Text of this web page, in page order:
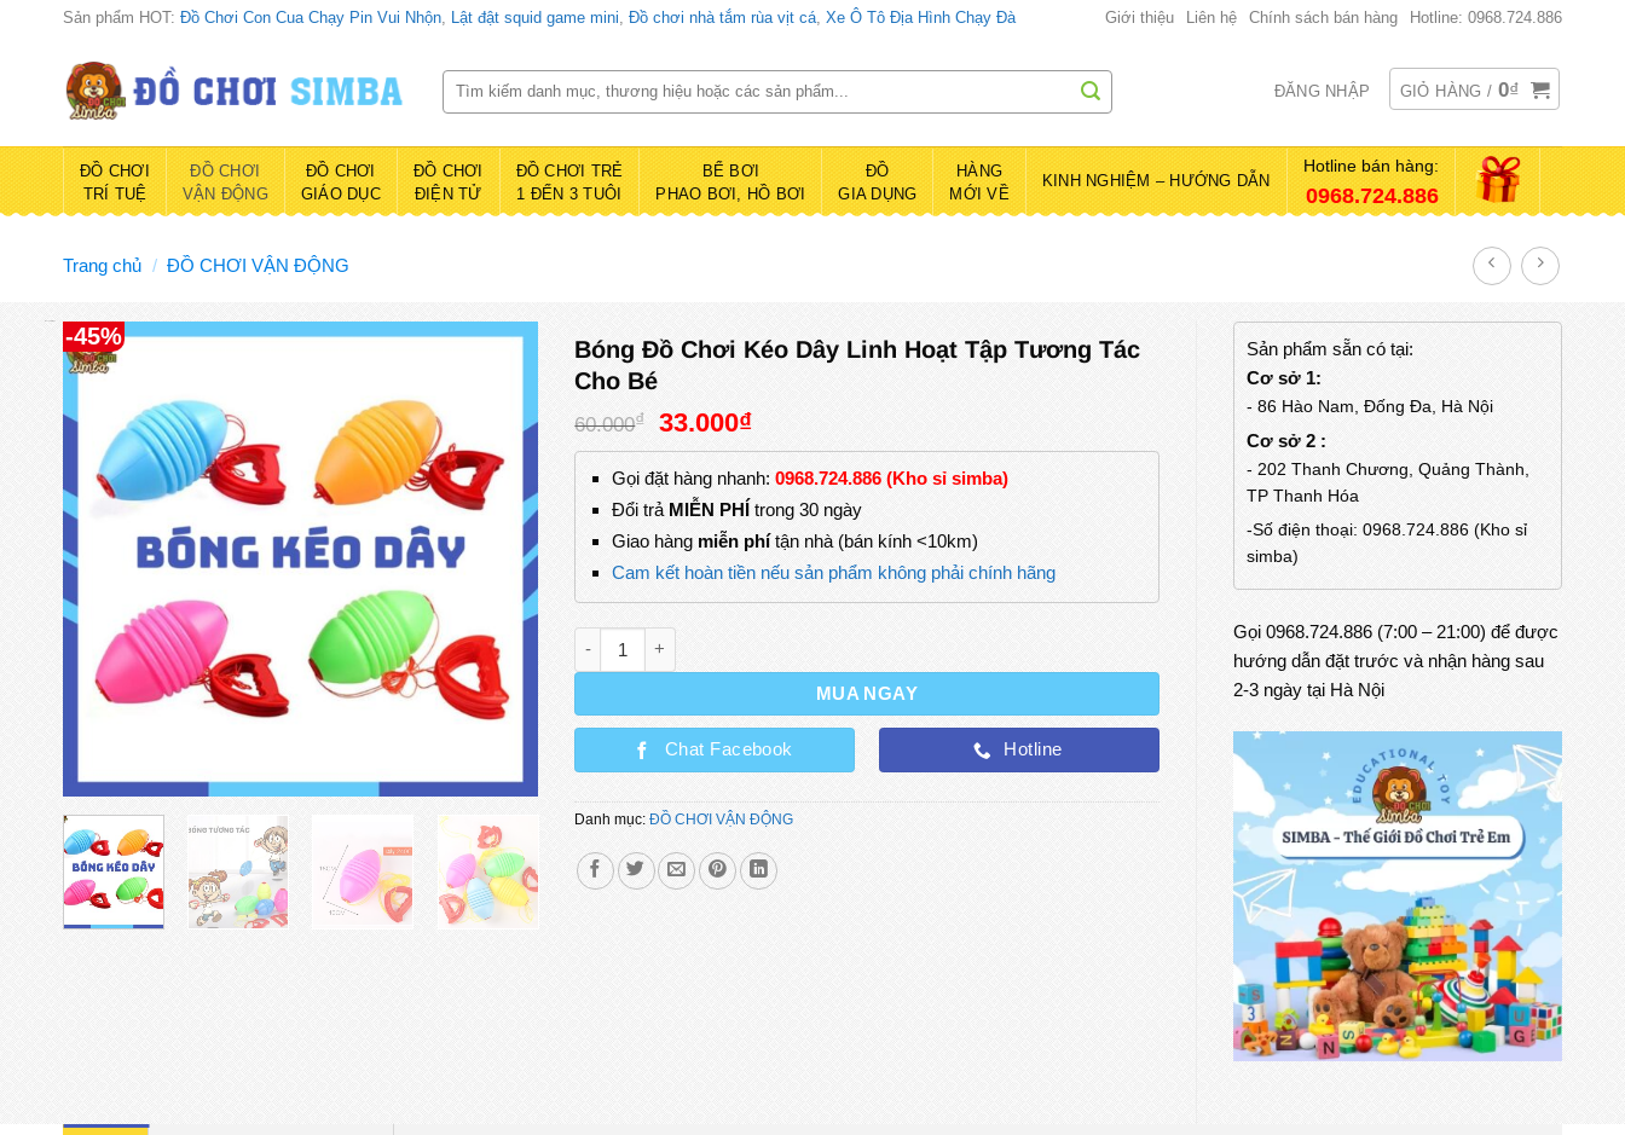
Sản phẩm HOT: Đồ Chơi Con Cua Chạy Pin Vui Nhộn, Lật đật squid game mini, Đồ chơi nhà tắm rùa vịt cá, Xe Ô Tô Địa Hình Chạy Đà Giới thiệu Liên hệ Chính sách bán hàng Hotline: 0968.724.886
Tìm
kiếm:
ĐĂNG NHẬP GIỎ HÀNG / 0₫
ĐỒ CHƠI
TRÍ TUỆ
ĐỒ CHƠI
VẬN ĐỘNG
ĐỒ CHƠI
GIÁO DỤC
ĐỒ CHƠI
ĐIỆN TỬ
ĐỒ CHƠI TRẺ
1 ĐẾN 3 TUÔI
BỂ BƠI
PHAO BƠI, HỒ BƠI
ĐỒ
GIA DỤNG
HÀNG
MỚI VỀ
KINH NGHIỆM – HƯỚNG DẪN
Hotline bán hàng:
0968.724.886
Trang chủ / ĐỒ CHƠI VẬN ĐỘNG
-45%
Bóng Đồ Chơi Kéo Dây Linh Hoạt Tập Tương Tác
Cho Bé
60.000₫
Giá
gốc
là:
60.000₫.
33.000₫Giá
hiện
tại
là:
33.000₫.
Gọi đặt hàng nhanh: 0968.724.886 (Kho sỉ simba)
Đổi trảMIỄN PHÍtrong 30 ngày
Giao hàng miễn phítận nhà (bán kính <10km)
Cam kết hoàn tiền nếu sản phẩm không phải chính hãng
MUA NGAY
Chat Facebook Hotline
Danh mục:ĐỒ CHƠI VẬN ĐỘNG
Sản phẩm sẵn có tại:
Cơ sở 1:
- 86 Hào Nam, Đống Đa, Hà Nội
Cơ sở 2 :
- 202 Thanh Chương, Quảng Thành,
TP Thanh Hóa
-Số điện thoại: 0968.724.886 (Kho sỉ
simba)
Gọi 0968.724.886 (7:00 – 21:00) để được
hướng dẫn đặt trước và nhận hàng sau
2-3 ngày tại Hà Nội